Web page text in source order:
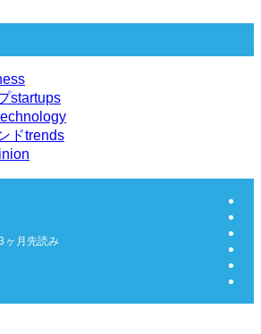
startups
ドtrends
月先読み | EIS Insight